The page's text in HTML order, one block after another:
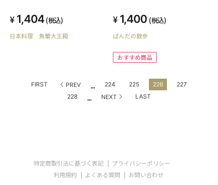
1,404 (税込)
日本料理 魚繁大王殿
1,400 (税込)
ぱんだの散歩
おすすめ商品
FIRST PREV ... 224 225 226
227
228
... NEXT LAST
特定商取引法に基づく表記
プライバシーポリシー
利用規約
よくある質問 お問い合わせ